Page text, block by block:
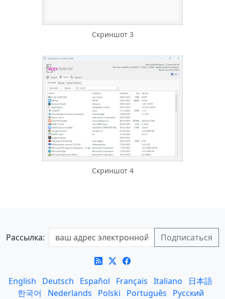
Скриншот 3
Скриншот 4
Рассылка:
English Deutsch Español Français Italiano
日本語
한국어
Nederlands Polski Português
Русский